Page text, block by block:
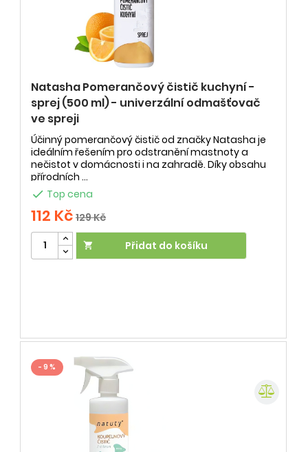
Natasha Pomerančový čistič kuchyní -
sprej (500 ml) - univerzální odmašťovač
ve spreji
Účinný pomerančový čistič od značky Natasha je
ideálním řešením pro odstranění mastnoty a
nečistot v domácnosti i na zahradě. Díky obsahu
přírodních ...
 Top cena
112 Kč 129 Kč
 Přidat do košíku
- 9 %